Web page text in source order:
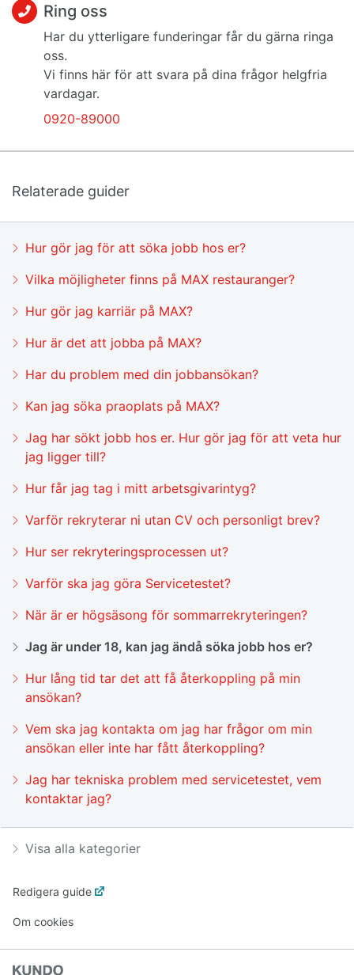
Ring oss
Har du ytterligare funderingar får du gärna ringa
oss.
Vi finns här för att svara på dina frågor helgfria
vardagar.
0920-89000
Relaterade guider
Hur gör jag för att söka jobb hos er?
Vilka möjligheter finns på MAX restauranger?
Hur gör jag karriär på MAX?
Hur är det att jobba på MAX?
Har du problem med din jobbansökan?
Kan jag söka praoplats på MAX?
Jag har sökt jobb hos er. Hur gör jag för att veta hur
jag ligger till?
Hur får jag tag i mitt arbetsgivarintyg?
Varför rekryterar ni utan CV och personligt brev?
Hur ser rekryteringsprocessen ut?
Varför ska jag göra Servicetestet?
När är er högsäsong för sommarrekryteringen?
Jag är under 18, kan jag ändå söka jobb hos er?
Hur lång tid tar det att få återkoppling på min
ansökan?
Vem ska jag kontakta om jag har frågor om min
ansökan eller inte har fått återkoppling?
Jag har tekniska problem med servicetestet, vem
kontaktar jag?
Visa alla kategorier
Redigera guide
Om cookies